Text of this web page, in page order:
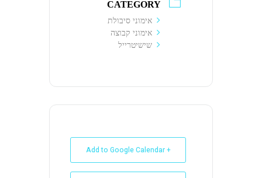
CATEGORY
אימוני סיבולת
אימוני קבוצה
שישיטרייל
+ Add to Google Calendar